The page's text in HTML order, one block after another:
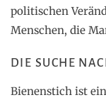
politischen
Menschen, die
DIE SUCHE
Bienenstich ist